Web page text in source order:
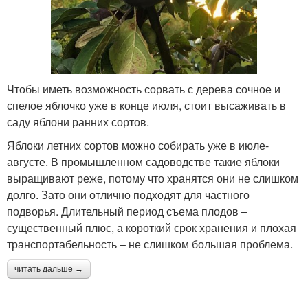
Чтобы иметь возможность сорвать с дерева сочное и
спелое яблочко уже в конце июля, стоит высаживать в
саду яблони ранних сортов.
Яблоки летних сортов можно собирать уже в июле-
августе. В промышленном садоводстве такие яблоки
выращивают реже, потому что хранятся они не слишком
долго. Зато они отлично подходят для частного
подворья. Длительный период съема плодов –
существенный плюс, а короткий срок хранения и плохая
транспортабельность – не слишком большая проблема.
читать дальше →